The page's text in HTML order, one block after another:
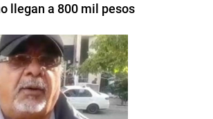
llegan a 800 mil pesos